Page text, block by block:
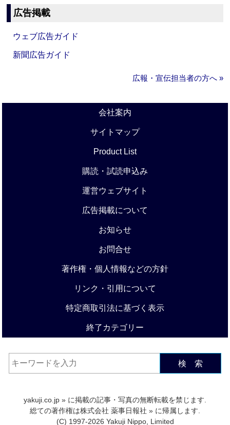
広告掲載
ウェブ広告ガイド
新聞広告ガイド
広報・宣伝担当者の方へ »
会社案内
サイトマップ
Product List
購読・試読申込み
運営ウェブサイト
広告掲載について
お知らせ
お問合せ
著作権・個人情報などの方針
リンク・引用について
特定商取引法に基づく表示
終了カテゴリー
検 索
yakuji.co.jp » に掲載の記事・写真の無断転載を禁じます.
総ての著作権は株式会社 薬事日報社 » に帰属します.
(C) 1997-2026 Yakuji Nippo, Limited